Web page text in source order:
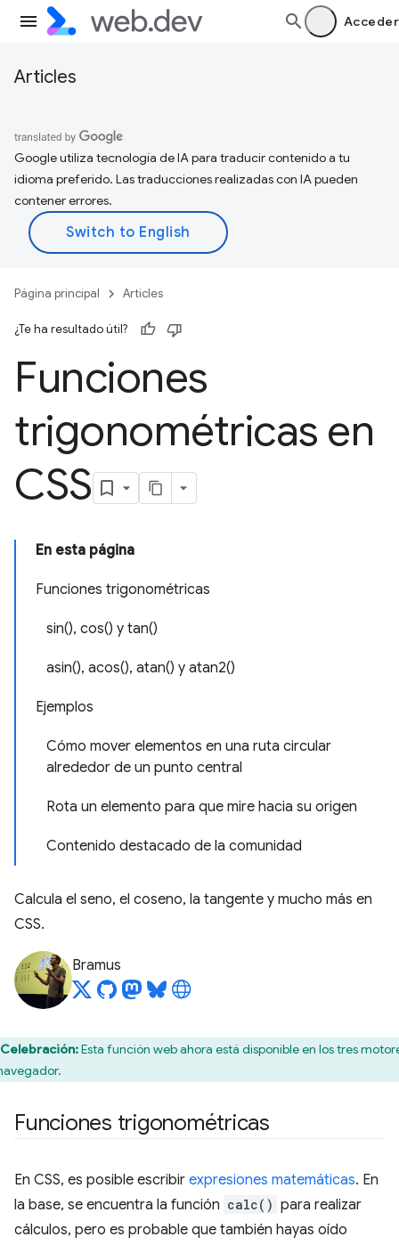
Acceder
Articles
Google utiliza tecnología de IA para traducir contenido a tu
idioma preferido. Las traducciones realizadas con IA pueden
contener errores.
Página principal Articles
¿Te ha resultado útil?
Funciones
trigonométricas en
CSS
En esta página
Funciones trigonométricas
sin(), cos() y tan()
asin(), acos(), atan() y atan2()
Ejemplos
Cómo mover elementos en una ruta circular
alrededor de un punto central
Rota un elemento para que mire hacia su origen
Contenido destacado de la comunidad
Calcula el seno, el coseno, la tangente y mucho más en
CSS.
Bramus
Celebración:Esta función web ahora está disponible en los tres
Funciones trigonométricas
En CSS, es posible escribir expresiones matemáticas. En
la base, se encuentra la función calc() para realizar
cálculos, pero es probable que también hayas oído